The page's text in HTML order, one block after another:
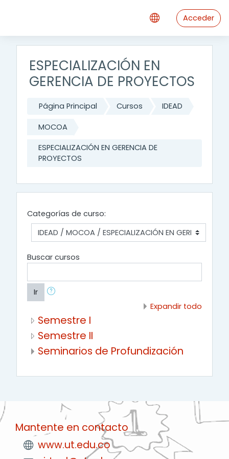
Acceder
ESPECIALIZACIÓN EN
GERENCIA DE PROYECTOS
Página Principal Cursos IDEAD
MOCOA
ESPECIALIZACIÓN EN GERENCIA DE
PROYECTOS
Categorías de curso:
Buscar cursos
Ir
Expandir todo
Semestre I
Semestre II
Seminarios de Profundización
Mantente en contacto
www.ut.edu.co